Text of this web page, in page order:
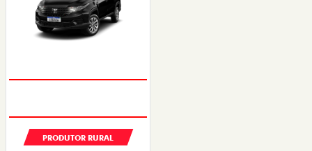
PRODUTOR RURAL